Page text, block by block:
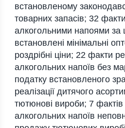
встановленому
товарних запасів; 32 факти
алкогольними напоями за
встановлені мінімальні
роздрібні ціни; 22 факти
алкогольних напоїв без
податку встановленого
реалізації дитячого
тютюнові вироби; 7
алкогольних напоїв